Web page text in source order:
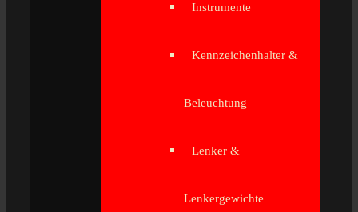
Instrumente
Kennzeichenhalter &
Beleuchtung
Lenker &
Lenkergewichte